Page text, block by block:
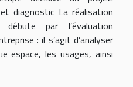
diagnostic La réalisation
par l’évaluation
: il s’agit d’analyser
espace, les usages, ainsi